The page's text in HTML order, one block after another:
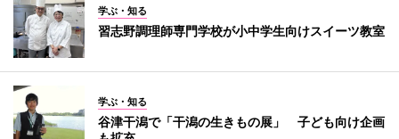
学ぶ・知る
習志野調理師専門学校が小中学生向けスイーツ教室
学ぶ・知る
谷津干潟で「干潟の生きもの展」 子ども向け企画